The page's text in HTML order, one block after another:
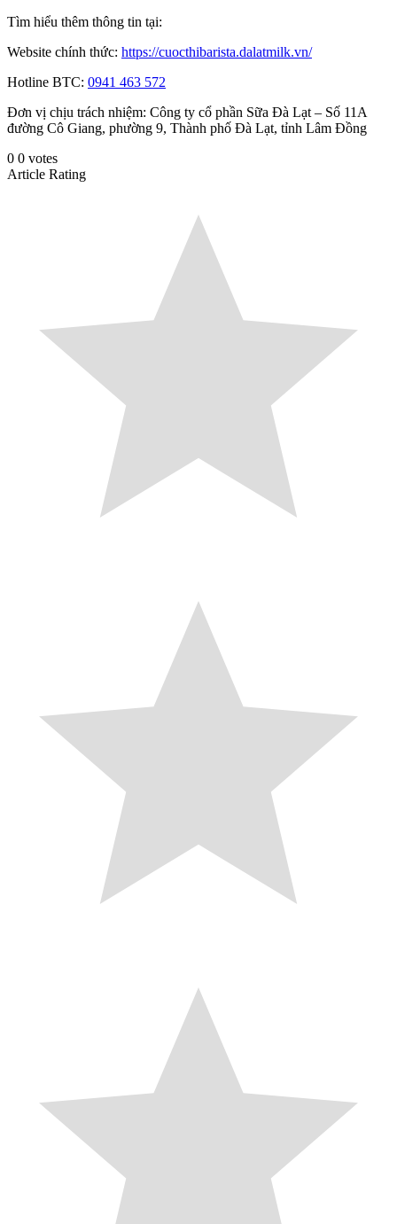
Tìm hiểu thêm thông tin tại:
Website chính thức: https://cuocthibarista.dalatmilk.vn/
Hotline BTC: 0941 463 572
Đơn vị chịu trách nhiệm: Công ty cổ phần Sữa Đà Lạt – Số 11A
đường Cô Giang, phường 9, Thành phố Đà Lạt, tỉnh Lâm Đồng
0 0 votes
Article Rating